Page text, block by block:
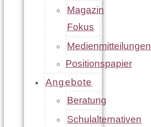
Magazin
Fokus
Medienmitteilungen
Positionspapier
Angebote
Beratung
Schulalternativen